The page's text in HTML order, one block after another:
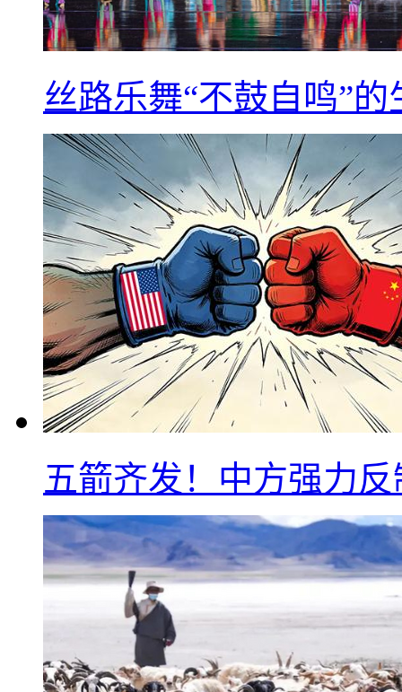
丝路乐舞“不鼓自鸣”
五箭齐发！中方强力